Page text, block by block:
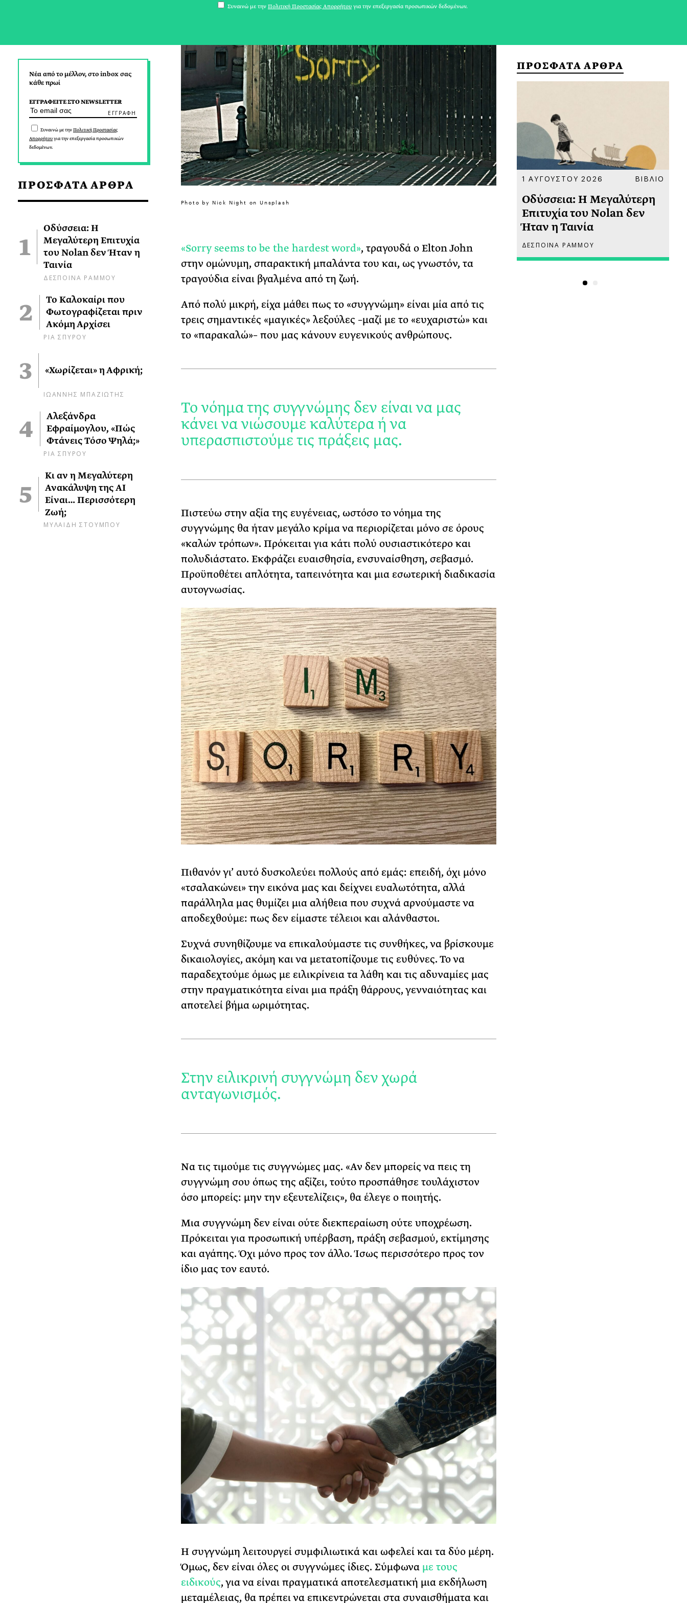
Νέα από το μέλλον, στο inbox σας
κάθε πρωί
ΕΓΓΡΑΦΕΙΤΕ ΣΤΟ NEWSLETTER
Συναινώ με τηνΠολιτική Προστασίας
Απορρήτουγια την επεξεργασία προσωπικών
δεδομένων.
ΠΡΟΣΦΑΤΑ ΑΡΘΡΑ
Οδύσσεια: Η
Μεγαλύτερη Επιτυχία
του Nolan δεν Ήταν η
Ταινία
ΔΕΣΠΟΙΝΑ ΡΑΜΜΟΥ
Το Καλοκαίρι που
Φωτογραφίζεται πριν
Ακόμη Αρχίσει
ΡΙΑ ΣΠΥΡΟΥ
«Χωρίζεται» η Αφρική;
ΙΩΑΝΝΗΣ ΜΠΑΖΙΩΤΗΣ
Αλεξάνδρα
Εφραίμογλου, «Πώς
Φτάνεις Τόσο Ψηλά;»
ΡΙΑ ΣΠΥΡΟΥ
Κι αν η Μεγαλύτερη
Ανακάλυψη της AI
Είναι… Περισσότερη
Ζωή;
ΜΥΛΑΙΔΗ ΣΤΟΥΜΠΟΥ
Photo by Nick Night on Unsplash
«Sorry seems to be the hardest word», τραγουδά ο Elton John
στην ομώνυμη, σπαρακτική μπαλάντα του και, ως γνωστόν, τα
τραγούδια είναι βγαλμένα από τη ζωή.
Από πολύ μικρή, είχα μάθει πως το «συγγνώμη» είναι μία από τις
τρεις σημαντικές «μαγικές» λεξούλες –μαζί με το «ευχαριστώ» και
το «παρακαλώ»– που μας κάνουν ευγενικούς ανθρώπους.
Το νόημα της συγγνώμης δεν είναι να μας
κάνει να νιώσουμε καλύτερα ή να
υπερασπιστούμε τις πράξεις μας.
Πιστεύω στην αξία της ευγένειας, ωστόσο το νόημα της
συγγνώμης θα ήταν μεγάλο κρίμα να περιορίζεται μόνο σε όρους
«καλών τρόπων». Πρόκειται για κάτι πολύ ουσιαστικότερο και
πολυδιάστατο. Εκφράζει ευαισθησία, ενσυναίσθηση, σεβασμό.
Προϋποθέτει απλότητα, ταπεινότητα και μια εσωτερική διαδικασία
αυτογνωσίας.
Πιθανόν γι’ αυτό δυσκολεύει πολλούς από εμάς: επειδή, όχι μόνο
«τσαλακώνει» την εικόνα μας και δείχνει ευαλωτότητα, αλλά
παράλληλα μας θυμίζει μια αλήθεια που συχνά αρνούμαστε να
αποδεχθούμε: πως δεν είμαστε τέλειοι και αλάνθαστοι.
Συχνά συνηθίζουμε να επικαλούμαστε τις συνθήκες, να βρίσκουμε
δικαιολογίες, ακόμη και να μετατοπίζουμε τις ευθύνες. Το να
παραδεχτούμε όμως με ειλικρίνεια τα λάθη και τις αδυναμίες μας
στην πραγματικότητα είναι μια πράξη θάρρους, γενναιότητας και
αποτελεί βήμα ωριμότητας.
Στην ειλικρινή συγγνώμη δεν χωρά
ανταγωνισμός.
Να τις τιμούμε τις συγγνώμες μας. «Αν δεν μπορείς να πεις τη
συγγνώμη σου όπως της αξίζει, τούτο προσπάθησε τουλάχιστον
όσο μπορείς: μην την εξευτελίζεις», θα έλεγε ο ποιητής.
Μια συγγνώμη δεν είναι ούτε διεκπεραίωση ούτε υποχρέωση.
Πρόκειται για προσωπική υπέρβαση, πράξη σεβασμού, εκτίμησης
και αγάπης. Όχι μόνο προς τον άλλο. Ίσως περισσότερο προς τον
ίδιο μας τον εαυτό.
Η συγγνώμη λειτουργεί συμφιλιωτικά και ωφελεί και τα δύο μέρη.
Όμως, δεν είναι όλες οι συγγνώμες ίδιες. Σύμφωνα με τους
ειδικούς, για να είναι πραγματικά αποτελεσματική μια εκδήλωση
μεταμέλειας, θα πρέπει να επικεντρώνεται στα συναισθήματα και
ΠΡΟΣΦΑΤΑ ΑΡΘΡΑ
31 ΙΟΥΛΙΟΥ 2026 ΚΟΙΝΩΝΙΑ
ΡΙΑ ΣΠΥΡΟΥ
1 ΑΥΓΟΥΣΤΟΥ 2026 ΒΙΒΛΙΟ
Οδύσσεια: Η Μεγαλύτερη
Επιτυχία του Nolan δεν
Ήταν η Ταινία
ΔΕΣΠΟΙΝΑ ΡΑΜΜΟΥ
Συναινώ με την Πολιτική Προστασίας Απορρήτου για την επεξεργασία προσωπικών δεδομένων.